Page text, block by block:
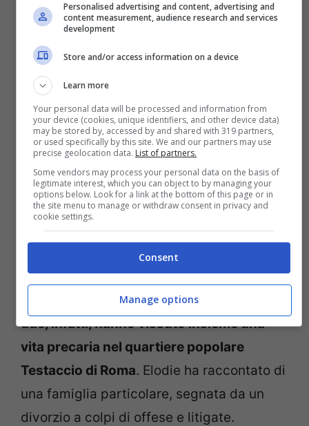
nessuno. Oggi, però, la sua visione della
vita è cambiata.
aver capito che, a volte, lasciarsi andare
alle emozioni non è poi così sbagliato
proposito, avete letto le rivelazioni shock
di Elodie?
Tornando alla somiglianza tra Elodie e la
madre e il loro legame, anche se oggi
sembrano molto unite, in passato, le due
hanno avuto un rapporto molto
burrascoso, rapporto che la cantante ha
descritto come delle montagne russe.
due, infatti, hanno vissuto insieme una
vita precaria nel quartiere popolare
Testaccio di Roma. Elodie ha raccontato di
una famiglia particolare, segnata da un
divorzio a colpi di offese e litigate.
Personalised advertising and content, advertising and
content measurement, audience research and services
development
Store and/or access information on a device
Learn more
Your personal data will be processed and information from
your device (cookies, unique identifiers, and other device data)
may be stored by, accessed by and shared with 319 partners,
or used specifically by this site. We and our partners may use
precise geolocation data. List of partners.
Some vendors may process your personal data on the basis of
legitimate interest, which you can object to by managing your
options below. Look for a link at the bottom of this page or in
the site menu to manage or withdraw consent in privacy and
cookie settings.
Consent
Manage options